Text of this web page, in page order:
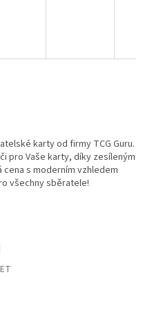
karty od firmy TCG Guru.
pro Vaše karty, díky zesíleným
cena s moderním vzhledem
všechny sběratele!